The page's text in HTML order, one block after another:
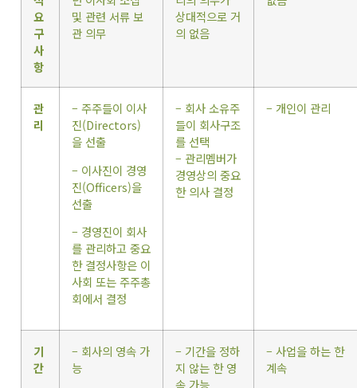
요
구
사
항
및 관련 서류 보
관 의무
상대적으로 거
의 없음
관
리
– 주주들이 이사
진(Directors)
을 선출
– 이사진이 경영
진(Officers)을
선출
– 경영진이 회사
를 관리하고 중요
한 결정사항은 이
사회 또는 주주총
회에서 결정
– 회사 소유주
들이 회사구조
를 선택
– 관리멤버가
경영상의 중요
한 의사 결정
– 개인이 관리
기
간
– 회사의 영속 가
능
– 기간을 정하
지 않는 한 영
속 가능
– 사업을 하는 한
계속